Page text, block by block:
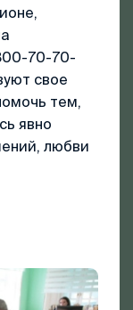
70-70-
свое
тем,
явно
любви